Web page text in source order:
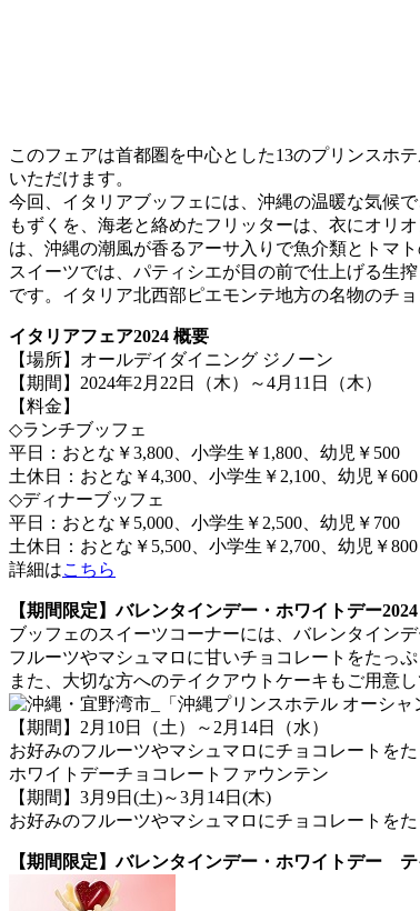
このフェアは首都圏を中心とした13のプリンスホ
いただけます。
今回、イタリアブッフェには、沖縄の温暖な気候
もずくを、海老と絡めたフリッターは、衣にオリ
は、沖縄の潮風が香るアーサ入りで魚介類とトマ
スイーツでは、パティシエが目の前で仕上げる生
です。イタリア北西部ピエモンテ地方の名物のチ
イタリアフェア2024 概要
【場所】オールデイダイニング ジノーン
【期間】2024年2月22日（木）～4月11日（木）
【料金】
◇ランチブッフェ
平日：おとな￥3,800、小学生￥1,800、幼児￥500
土休日：おとな￥4,300、小学生￥2,100、幼児￥600
◇ディナーブッフェ
平日：おとな￥5,000、小学生￥2,500、幼児￥700
土休日：おとな￥5,500、小学生￥2,700、幼児￥800
詳細はこちら
【期間限定】バレンタインデー・ホワイトデー2024
ブッフェのスイーツコーナーには、バレンタイン
フルーツやマシュマロに甘いチョコレートをたっ
また、大切な方へのテイクアウトケーキもご用意し
【期間】2月10日（土）～2月14日（水）
お好みのフルーツやマシュマロにチョコレートを
ホワイトデーチョコレートファウンテン
【期間】3月9日(土)～3月14日(木)
お好みのフルーツやマシュマロにチョコレートを
【期間限定】バレンタインデー・ホワイトデー